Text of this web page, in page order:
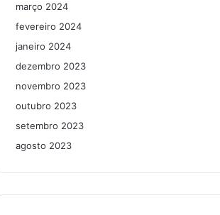
março 2024
fevereiro 2024
janeiro 2024
dezembro 2023
novembro 2023
outubro 2023
setembro 2023
agosto 2023